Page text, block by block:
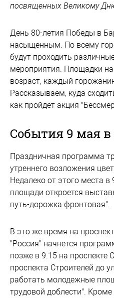
посвященных Великому
День 80-летия Победы в
насыщенным. По всему
будут проходить
мероприятия. Площадки
возраст, каждый
Рассказываем, куда
как пройдет акция
События 9 мая в
Праздничная программа
утреннего возложения
Недалеко от этого места
площади откроется
путь-дорожка фронтовая".
В это же время на
"Россия" начнется
позже в 9.15 на проспекте
проспекта Строителей до
работать молодежные
трудовой доблести". Кроме